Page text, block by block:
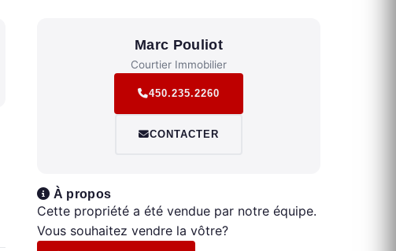
Marc Pouliot
Courtier Immobilier
450.235.2260
CONTACTER
À propos
Cette propriété a été vendue par notre équipe.
Vous souhaitez vendre la vôtre?